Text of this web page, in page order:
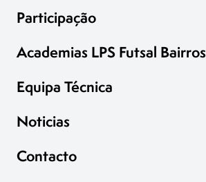
Participação
Academias LPS Futsal Bairros
Equipa Técnica
Noticias
Contacto